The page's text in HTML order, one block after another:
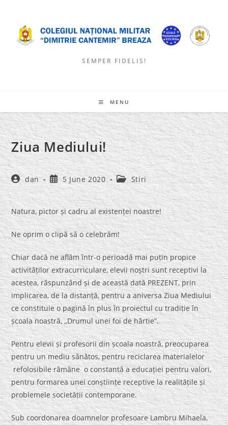
content
SEMPER FIDELIS!
MENU
Ziua Mediului!
Post
author:
dan
Post
published:
5 June 2020
Post
category:
Stiri
Natura, pictor și cadru al existenței noastre!
Ne oprim o clipă să o celebrăm!
Chiar dacă ne aflăm într-o perioadă mai puțin propice
activităților extracurriculare, elevii noștri sunt receptivi la
acestea, răspunzând și de această dată PREZENT, prin
implicarea, de la distanță, pentru a aniversa Ziua Mediului
ce constituie o pagină în plus în proiectul cu tradiție în
școala noastră, ,,Drumul unei foi de hârtie”.
Pentru elevii și profesorii din școala noastră, preocuparea
pentru un mediu sănătos, pentru reciclarea materialelor
refolosibile rămâne o constantă a educației pentru valori,
pentru formarea unei conștiințe receptive la realitățile și
problemele societății contemporane.
Sub coordonarea doamnelor profesoare Lambru Mihaela,